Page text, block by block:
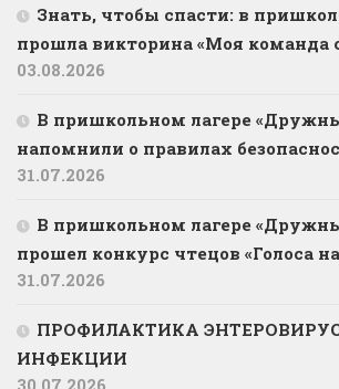
Знать, чтобы спасти: в
прошла викторина «Моя команда
03.08.2026
В пришкольном лагере
напомнили о правилах
31.07.2026
В пришкольном лагере
прошел конкурс чтецов «Голоса
31.07.2026
ПРОФИЛАКТИКА
ИНФЕКЦИИ